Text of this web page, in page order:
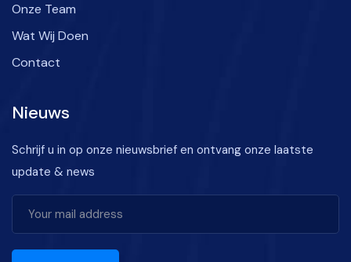
Onze Team
Wat Wij Doen
Contact
Nieuws
Schrijf u in op onze nieuwsbrief en ontvang onze laatste
update & news